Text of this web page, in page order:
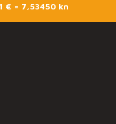
€ = 7,53450 kn